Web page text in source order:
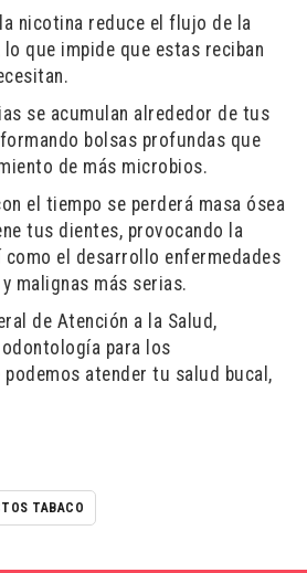
nicotina reduce el flujo de la
lo que impide que estas reciban
se acumulan alrededor de tus
bolsas profundas que
de más microbios.
el tiempo se perderá masa ósea
tus dientes, provocando la
como el desarrollo enfermedades
malignas más serias.
de Atención a la Salud,
para los
atender tu salud bucal,
TABACO